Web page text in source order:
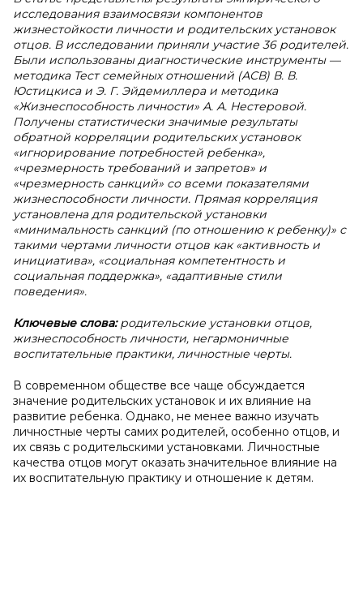
исследования взаимосвязи компонентов
жизнестойкости личности и родительских установок
отцов. В исследовании приняли участие 36 родителей.
Были использованы диагностические инструменты —
методика Тест семейных отношений (АСВ) В. В.
Юстицкиса и Э. Г. Эйдемиллера и методика
«Жизнеспособность личности» А. А. Нестеровой.
Получены статистически значимые результаты
обратной корреляции родительских установок
«игнорирование потребностей ребенка»,
«чрезмерность требований и запретов» и
«чрезмерность санкций» со всеми показателями
жизнеспособности личности. Прямая корреляция
установлена для родительской установки
«минимальность санкций (по отношению к ребенку)» с
такими чертами личности отцов как «активность и
инициатива», «социальная компетентность и
социальная поддержка», «адаптивные стили
поведения».
Ключевые слова:родительские установки отцов,
жизнеспособность личности, негармоничные
воспитательные практики, личностные черты.
В современном обществе все чаще обсуждается
значение родительских установок и их влияние на
развитие ребенка. Однако, не менее важно изучать
личностные черты самих родителей, особенно отцов, и
их связь с родительскими установками. Личностные
качества отцов могут оказать значительное влияние на
их воспитательную практику и отношение к детям.